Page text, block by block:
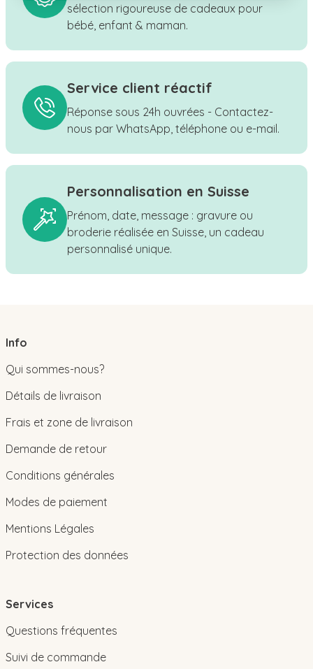
sélection rigoureuse de cadeaux pour
bébé, enfant & maman.
Service client réactif
Réponse sous 24h ouvrées - Contactez-
nous par WhatsApp, téléphone ou e-mail.
Personnalisation en Suisse
Prénom, date, message : gravure ou
broderie réalisée en Suisse, un cadeau
personnalisé unique.
Info
Qui sommes-nous?
Détails de livraison
Frais et zone de livraison
Demande de retour
Conditions générales
Modes de paiement
Mentions Légales
Protection des données
Services
Questions fréquentes
Suivi de commande